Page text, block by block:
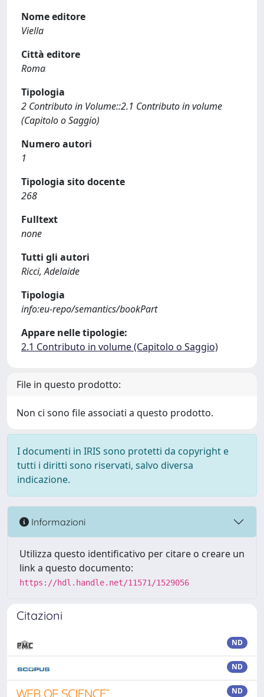
Nome editore
Viella
Città editore
Roma
Tipologia
2 Contributo in Volume::2.1 Contributo in volume
(Capitolo o Saggio)
Numero autori
1
Tipologia sito docente
268
Fulltext
none
Tutti gli autori
Ricci, Adelaide
Tipologia
info:eu-repo/semantics/bookPart
Appare nelle tipologie:
2.1 Contributo in volume (Capitolo o Saggio)
File in questo prodotto:
Non ci sono file associati a questo prodotto.
I documenti in IRIS sono protetti da copyright e
tutti i diritti sono riservati, salvo diversa
indicazione.
Informazioni
Utilizza questo identificativo per citare o creare un
link a questo documento:
https://hdl.handle.net/11571/1529056
Citazioni
ND
ND
ND